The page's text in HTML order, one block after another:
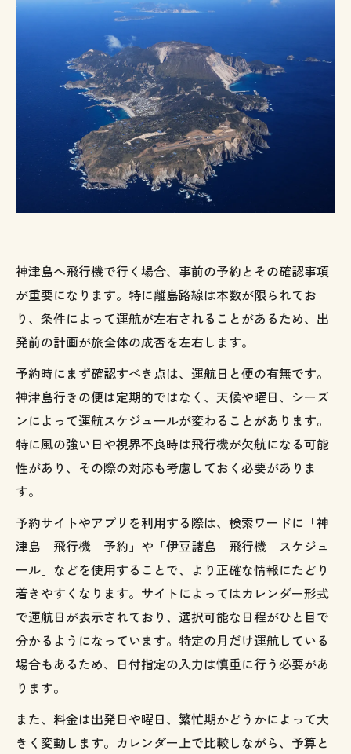
神津島へ飛行機で行く場合、事前の予約とその確認事項
が重要になります。特に離島路線は本数が限られてお
り、条件によって運航が左右されることがあるため、出
発前の計画が旅全体の成否を左右します。
予約時にまず確認すべき点は、運航日と便の有無です。
神津島行きの便は定期的ではなく、天候や曜日、シーズ
ンによって運航スケジュールが変わることがあります。
特に風の強い日や視界不良時は飛行機が欠航になる可能
性があり、その際の対応も考慮しておく必要がありま
す。
予約サイトやアプリを利用する際は、検索ワードに「神
津島 飛行機 予約」や「伊豆諸島 飛行機 スケジュ
ール」などを使用することで、より正確な情報にたどり
着きやすくなります。サイトによってはカレンダー形式
で運航日が表示されており、選択可能な日程がひと目で
分かるようになっています。特定の月だけ運航している
場合もあるため、日付指定の入力は慎重に行う必要があ
ります。
また、料金は出発日や曜日、繁忙期かどうかによって大
きく変動します。カレンダー上で比較しながら、予算と